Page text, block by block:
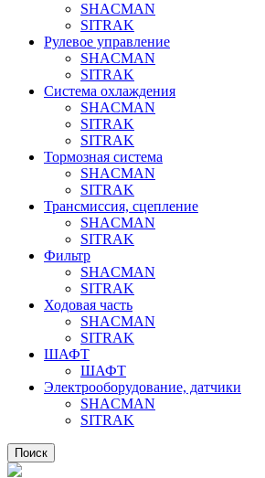
SHACMAN
SITRAK
Рулевое управление
SHACMAN
SITRAK
Система охлаждения
SHACMAN
SITRAK
SITRAK
Тормозная система
SHACMAN
SITRAK
Трансмиссия, сцепление
SHACMAN
SITRAK
Фильтр
SHACMAN
SITRAK
Ходовая часть
SHACMAN
SITRAK
ШАФТ
ШАФТ
Электрооборудование, датчики
SHACMAN
SITRAK
Поиск